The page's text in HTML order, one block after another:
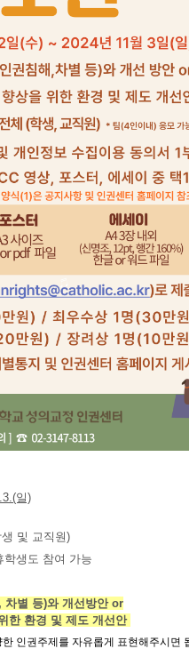
일)
및 교직원)
생도 참여 가능
차별 등)와 개선방안 or
한 환경 및 제도 개선안
인권주제를 자유롭게 표현해주시면